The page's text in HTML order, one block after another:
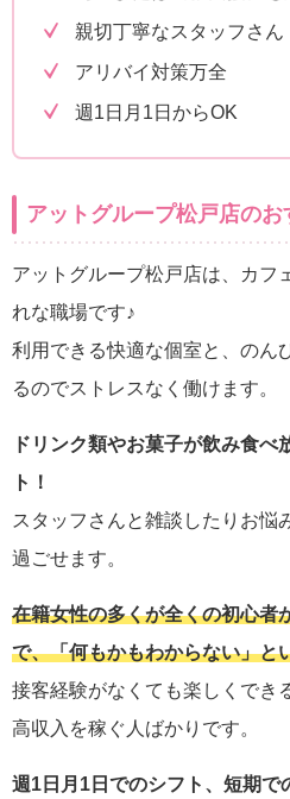
親切丁寧なスタッフさん
アリバイ対策万全
週1日月1日からOK
アットグループ松戸店のお
アットグループ松戸店は、カフ
れな職場です♪
利用できる快適な個室と、のん
るのでストレスなく働けます。
ドリンク類やお菓子が飲み食べ
ト！
スタッフさんと雑談したりお悩
過ごせます。
在籍女性の多くが全くの初心者
で、「何もかもわからない」と
接客経験がなくても楽しくでき
高収入を稼ぐ人ばかりです。
週1日月1日でのシフト、短期で